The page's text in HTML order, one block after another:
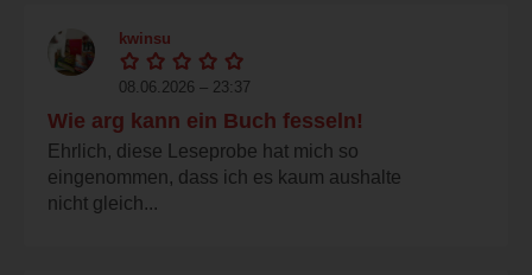
kwinsu
08.06.2026 – 23:37
Wie arg kann ein Buch fesseln!
Ehrlich, diese Leseprobe hat mich so
eingenommen, dass ich es kaum aushalte
nicht gleich...